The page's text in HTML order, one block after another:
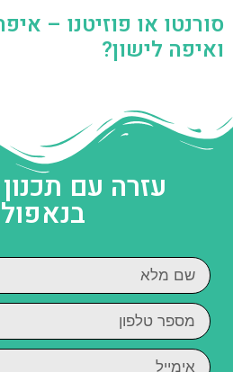
סורנטו או פוזיטנו –
ואיפה לישון?
עזרה עם